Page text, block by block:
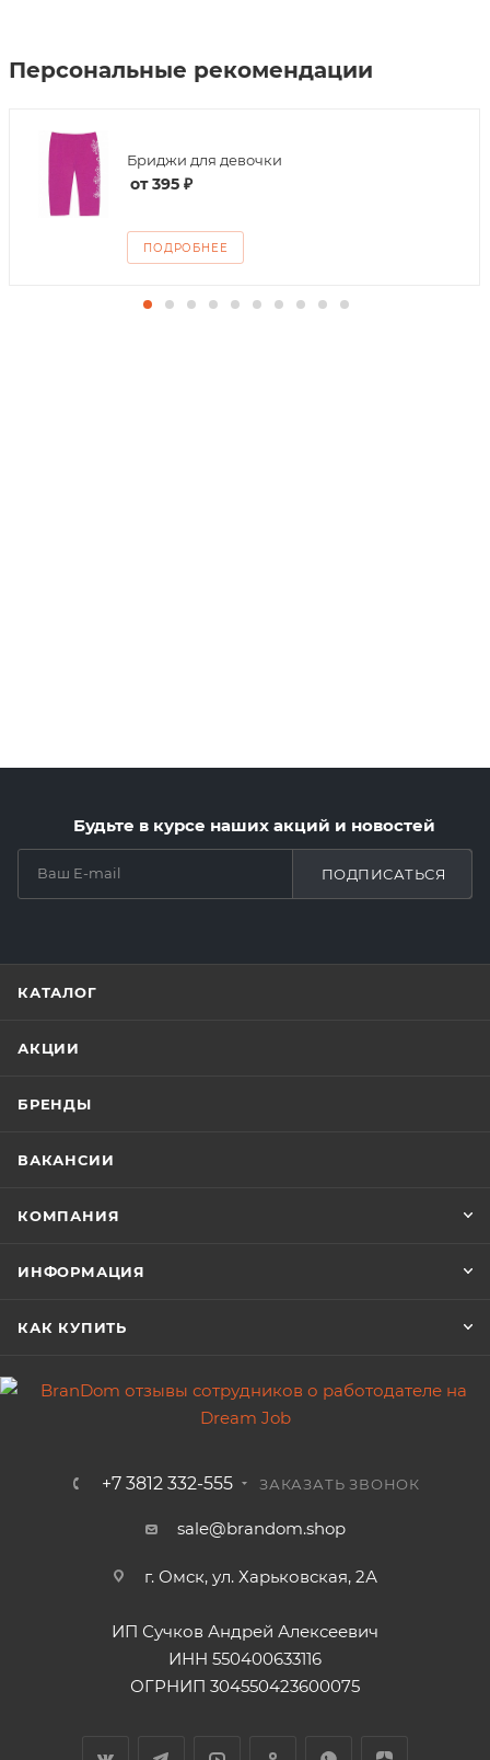
Персональные рекомендации
Бриджи для девочки
от395 ₽
ПОДРОБНЕЕ
Будьте в курсе наших акций и новостей
ПОДПИСАТЬСЯ
КАТАЛОГ
АКЦИИ
БРЕНДЫ
ВАКАНСИИ
КОМПАНИЯ
ИНФОРМАЦИЯ
КАК КУПИТЬ
+7 3812 332-555 ЗАКАЗАТЬ ЗВОНОК
sale@brandom.shop
г. Омск, ул. Харьковская, 2А
ИП Сучков Андрей Алексеевич
ИНН 550400633116
ОГРНИП 304550423600075